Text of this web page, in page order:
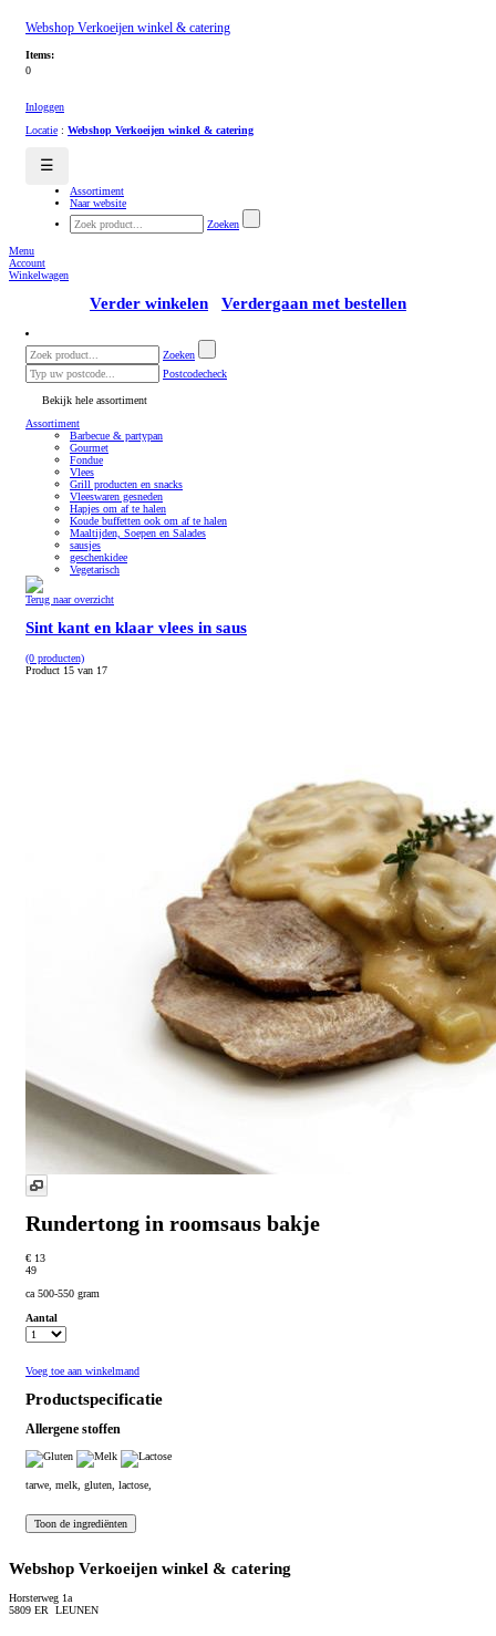
Webshop Verkoeijen winkel & catering
Items:
0
Inloggen
Locatie : Webshop Verkoeijen winkel & catering
☰
Assortiment
Naar website
Zoeken
Menu
Account
Winkelwagen
Verder winkelen Verdergaan met bestellen
Zoeken
Postcodecheck
Bekijk hele assortiment
Assortiment
Barbecue & partypan
Gourmet
Fondue
Vlees
Grill producten en snacks
Vleeswaren gesneden
Hapjes om af te halen
Koude buffetten ook om af te halen
Maaltijden, Soepen en Salades
sausjes
geschenkidee
Vegetarisch
Terug naar overzicht
Sint kant en klaar vlees in saus
(0 producten)
Product 15 van 17
Rundertong in roomsaus bakje
€ 13
49
ca 500-550 gram
Aantal
Voeg toe aan winkelmand
Productspecificatie
Allergene stoffen
tarwe, melk, gluten, lactose,
Webshop Verkoeijen winkel & catering
Horsterweg 1a
5809 ER LEUNEN